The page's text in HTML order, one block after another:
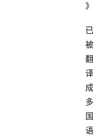
》
已
被
翻
译
成
多
国
语